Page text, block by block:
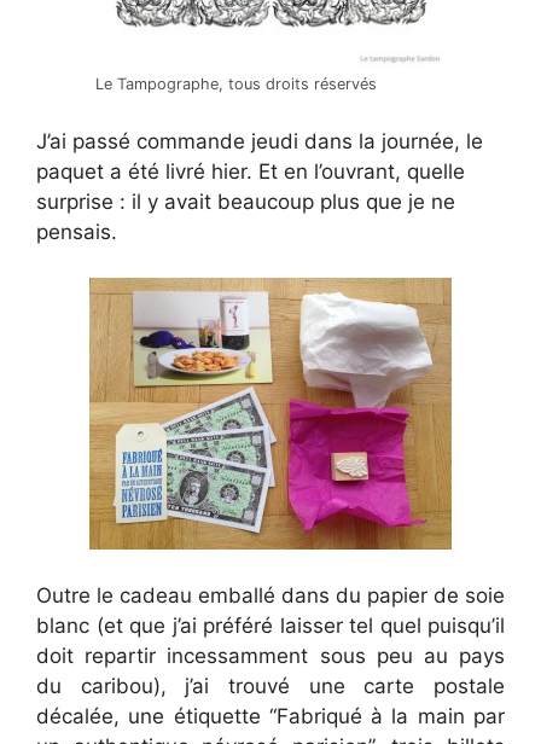
Le Tampographe, tous droits réservés
J’ai passé commande jeudi dans la journée, le
paquet a été livré hier. Et en l’ouvrant, quelle
surprise : il y avait beaucoup plus que je ne
pensais.
Outre le cadeau emballé dans du papier de soie
blanc (et que j’ai préféré laisser tel quel puisqu’il
doit repartir incessamment sous peu au pays
du caribou), j’ai trouvé une carte postale
décalée, une étiquette “Fabriqué à la main par